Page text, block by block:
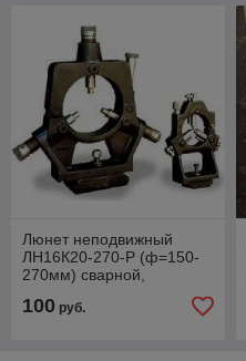
Люнет неподвижный
ЛН16К20-270-Р (ф=150-
270мм) сварной,
100 руб.